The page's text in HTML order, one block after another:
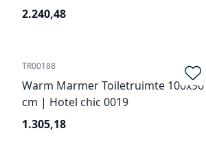
2.240,48
TR00188
Warm Marmer Toiletruimte 100x90
cm | Hotel chic 0019
1.305,18